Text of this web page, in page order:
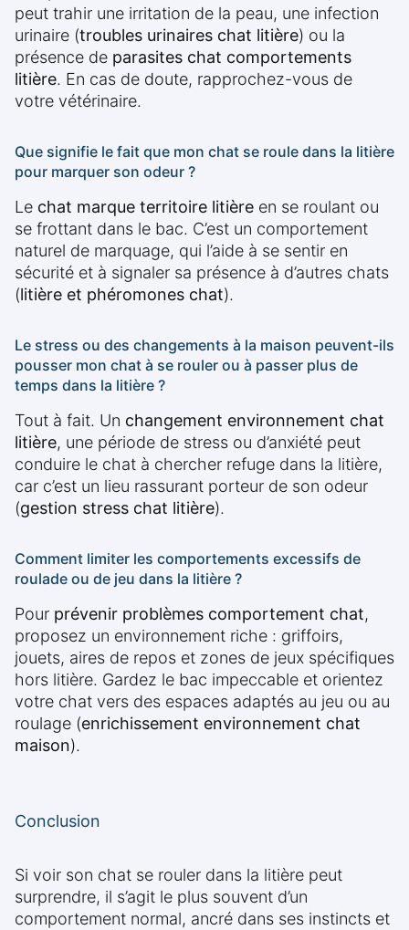
peut trahir une irritation de la peau, une infection
urinaire (troubles urinaires chat litière) ou la
présence de parasites chat comportements
litière. En cas de doute, rapprochez-vous de
votre vétérinaire.
Que signifie le fait que mon chat se roule dans la litière
pour marquer son odeur ?
Le chat marque territoire litière en se roulant ou
se frottant dans le bac. C’est un comportement
naturel de marquage, qui l’aide à se sentir en
sécurité et à signaler sa présence à d’autres chats
(litière et phéromones chat).
Le stress ou des changements à la maison peuvent-ils
pousser mon chat à se rouler ou à passer plus de
temps dans la litière ?
Tout à fait. Un changement environnement chat
litière, une période de stress ou d’anxiété peut
conduire le chat à chercher refuge dans la litière,
car c’est un lieu rassurant porteur de son odeur
(gestion stress chat litière).
Comment limiter les comportements excessifs de
roulade ou de jeu dans la litière ?
Pour prévenir problèmes comportement chat,
proposez un environnement riche : griffoirs,
jouets, aires de repos et zones de jeux spécifiques
hors litière. Gardez le bac impeccable et orientez
votre chat vers des espaces adaptés au jeu ou au
roulage (enrichissement environnement chat
maison).
Conclusion
Si voir son chat se rouler dans la litière peut
surprendre, il s’agit le plus souvent d’un
comportement normal, ancré dans ses instincts et